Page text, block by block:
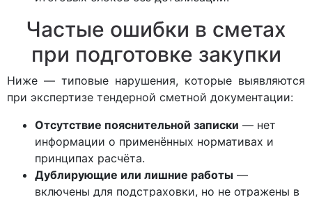
Частые ошибки в сметах
при подготовке закупки
Ниже — типовые нарушения, которые выявляются
при экспертизе тендерной сметной документации:
Отсутствие пояснительной записки — нет
информации о применённых нормативах и
принципах расчёта.
Дублирующие или лишние работы —
включены для подстраховки, но не отражены в